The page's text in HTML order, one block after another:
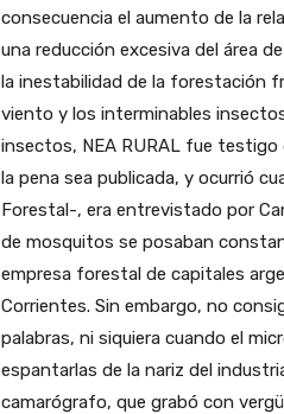
consecuencia el aumento de la
una reducción excesiva del área
la inestabilidad de la forestación
viento y los interminables
insectos, NEA RURAL fue testigo
la pena sea publicada, y ocurrió
Forestal-, era entrevistado por
de mosquitos se posaban
empresa forestal de capitales
Corrientes. Sin embargo, no
palabras, ni siquiera cuando el
espantarlas de la nariz del
camarógrafo, que grabó con